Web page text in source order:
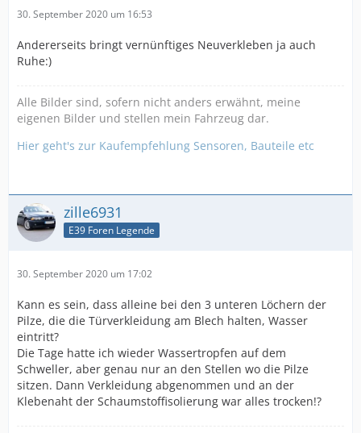
30. September 2020 um 16:53
Andererseits bringt vernünftiges Neuverkleben ja auch
Ruhe:)
Alle Bilder sind, sofern nicht anders erwähnt, meine
eigenen Bilder und stellen mein Fahrzeug dar.
Hier geht's zur Kaufempfehlung Sensoren, Bauteile etc
zille6931
E39 Foren Legende
30. September 2020 um 17:02
Kann es sein, dass alleine bei den 3 unteren Löchern der
Pilze, die die Türverkleidung am Blech halten, Wasser
eintritt?
Die Tage hatte ich wieder Wassertropfen auf dem
Schweller, aber genau nur an den Stellen wo die Pilze
sitzen. Dann Verkleidung abgenommen und an der
Klebenaht der Schaumstoffisolierung war alles trocken!?